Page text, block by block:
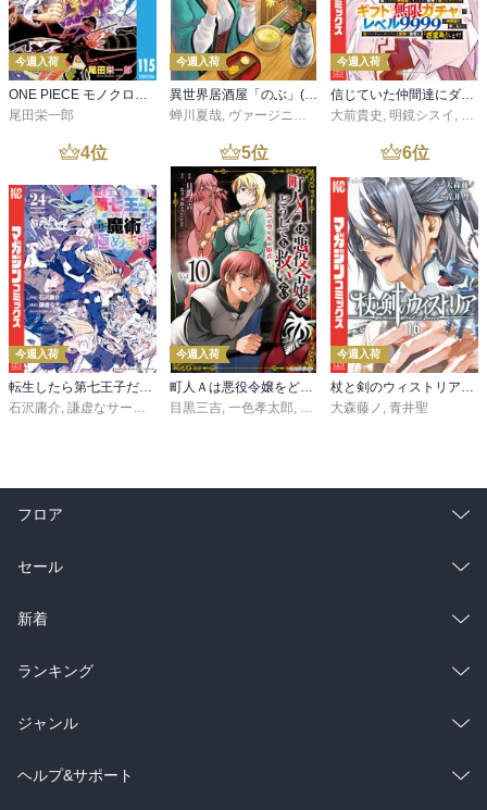
今週入荷
ONE PIECE モノクロ版 115
尾田栄一郎
今週入荷
異世界居酒屋「のぶ」(22)
蝉川夏哉, ヴァージニア二等兵 ,転
今週入荷
信じていた仲間達にダンジョン奥地で殺されかけたがギフト『無限ガチャ』でレベル９９９９の仲間達を手に入れて元パーティーメンバーと世界に復讐＆『ざまぁ！』します！（２３）
大前貴史 , 明鏡シスイ , ｔ
4位
今週入荷
転生したら第七王子だったので、気ままに魔術を極めます（２４）
石沢庸介, 謙虚なサークル メル。
5位
今週入荷
町人Ａは悪役令嬢をどうしても救いたい ～どぶと空と氷の姫君～１０【電子書店共通特典イラスト付】
目黒三吉, 一色孝太郎, Parum
6位
今週入荷
杖と剣のウィストリア（１６）
大森藤ノ , 青井聖
フロア
総合
ラノベ
雑誌・グラビア
BL・TL
セール
総合
ラノベ
雑誌・グラビア
BL・TL
新着
総合
ラノベ
雑誌・グラビア
ランキング
総合
ラノベ
ジャンル
コミック
ヘルプ&サポート